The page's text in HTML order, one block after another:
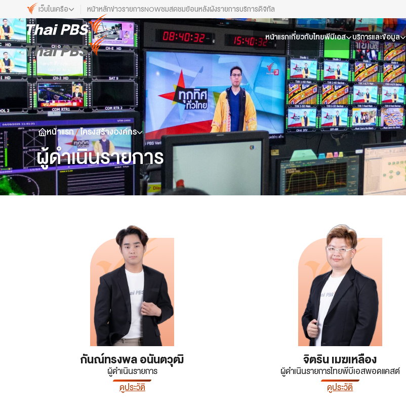
เว็บในเครือ
เว็บไซต์ในเครือ
ALTV
ทีวีเรียนสนุก
VIPA
ทุกความสุข...ดูฟรี ไม่มีโฆษณา
The Active
พื้นที่นำเสนอวาระของสังคม
Thai PBS Kids
เรื่องราวดี ๆ สำหรับครอบครัว
Thai PBS Podcast
View The World via The Voice
Thai PBS World
We Bring Thailand to The World
เพราะพลังการสื่อสารอยู่ในมือคุณ
นิเวศสื่อสาธารณะท้องถิ่นคุณภาพ
Policy Watch
จับตาอนาคตประเทศไทย
The Visual
Making Data Visible
Thai PBS Verify
ตรวจสอบข่าวปลอม คัดกรองข่าวจริง
หน้าหลักข่าวรายการNOWชมสดชมย้อนหลังผังรายการบริการดิจิทัล
หน้าแรกเกี่ยวกับไทยพีบีเอส บริการและข้อมูล
หน้าแรก / โครงสร้างองค์กร
ผู้ดำเนินรายการ
กันณ์ทรงพล อนันตวุฒิ
ผู้ดำเนินรายการ
ดูประวัติ
จิตริน เมฆเหลือง
ผู้ดำเนินรายการไทยพีบีเอสพอดแคสต์
ดูประวัติ